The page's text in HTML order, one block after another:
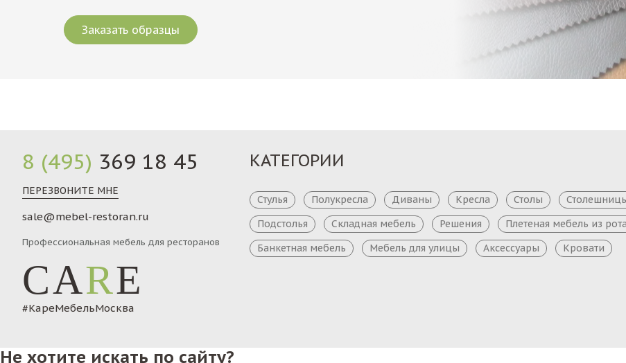
Заказать образцы
8 (495) 369 18 45
ПЕРЕЗВОНИТЕ МНЕ
sale@mebel-restoran.ru
Профессиональная мебель для ресторанов
CARE
#КареМебельМосква
КАТЕГОРИИ
Стулья Полукресла Диваны Кресла Столы
Подстолья
Складная мебель Решения
Плетеная мебель из
Банкетная мебель
Мебель для улицы Аксессуары Кровати
Не хотите искать по сайту?